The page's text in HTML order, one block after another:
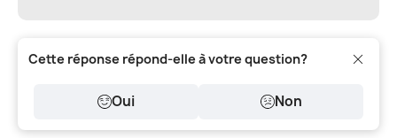
Cette réponse répond-elle à votre question?
Oui Non